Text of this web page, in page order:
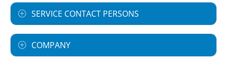
SERVICE CONTACT PERSONS
COMPANY